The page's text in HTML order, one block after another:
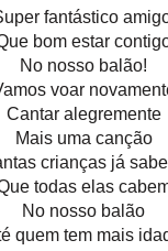
fantástico
bom estar
No nosso balão!
voar
Cantar alegremente
Mais uma canção
crianças já
todas elas
No nosso balão
quem tem mais